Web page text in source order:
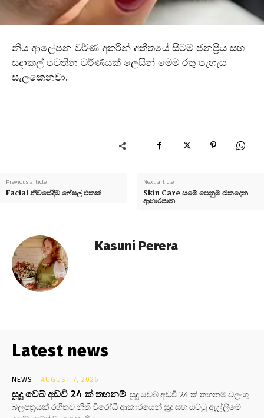
නිය ආලේපන වර්ණ අතරින් අතීතයේ සිටම ජනප්‍රිය සහ
සදාකල් පවතින වර්ණයක් ලෙසින් මෙම රතු පැහැය
සැලකෙනවා.
Previous article
Facial නිවසේදීම ෆේෂල් එකක්
Next article
Skin Care සමේ පෙනුම රැකදෙන
ආහාරපාන
Kasuni Perera
Latest news
NEWS AUGUST 7, 2026
සූදු වෙබ් අඩවි 24 ක් තහනම් සූදු වෙබ් අඩවි 24 ක් තහනම් වලංගු
බලපත්‍රයක් රහිතව නීති විරෝධි ආකාරයෙන් සූදු සහ ඔට්ටු ඇල්ලීමේ